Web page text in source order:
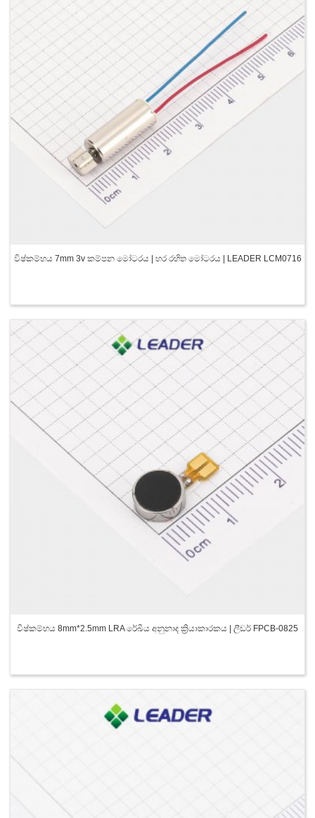
විෂ්කම්භය 7mm 3v කම්පන මෝටරය | හර රහිත මෝටරය | LEADER LCM0716
විෂ්කම්භය 8mm*2.5mm LRA රේඛීය අනුනාද ක්‍රියාකාරකය | ලීඩර් FPCB-0825